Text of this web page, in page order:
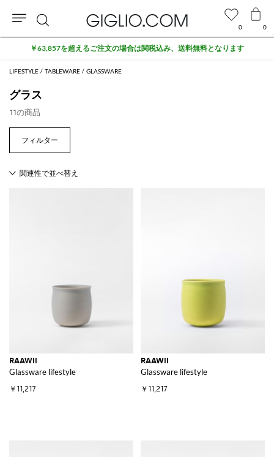
LIFESTYLE TABLEWARE GLASSWARE
グラス
11の商品
RAAWII
Glassware lifestyle
￥11,217
RAAWII
Glassware lifestyle
￥11,217
0 0
検
索
￥63,857を超えるご注文の場合は関税込み、送料無料となります